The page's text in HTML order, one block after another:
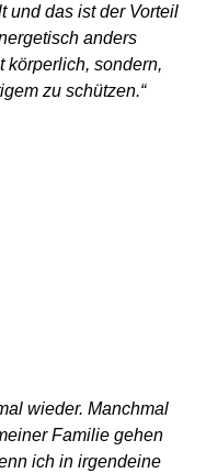
und das ist der Vorteil
anders
körperlich, sondern,
zu schützen.“
wieder. Manchmal
Familie gehen
ich in irgendeine